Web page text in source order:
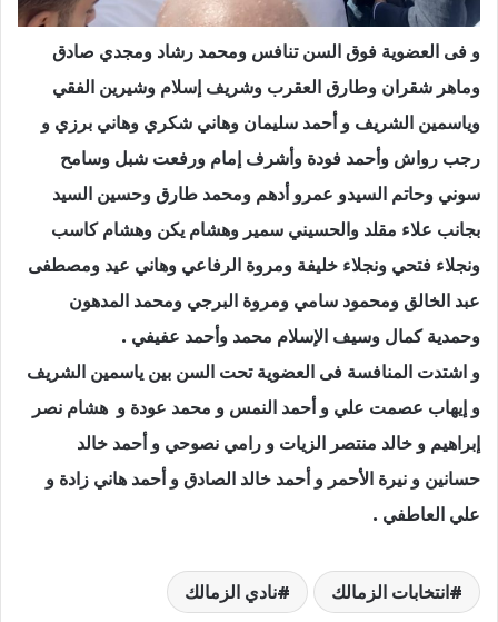
و فى العضوية فوق السن تنافس ومحمد رشاد ومجدي صادق
وماهر شقران وطارق العقرب وشريف إسلام وشيرين الفقي
وياسمين الشريف و أحمد سليمان وهاني شكري وهاني برزي و
رجب رواش وأحمد فودة وأشرف إمام ورفعت شبل وسامح
سوني وحاتم السيدو عمرو أدهم ومحمد طارق وحسين السيد
بجانب علاء مقلد والحسيني سمير وهشام يكن وهشام كاسب
ونجلاء فتحي ونجلاء خليفة ومروة الرفاعي وهاني عيد ومصطفى
عبد الخالق ومحمود سامي ومروة البرجي ومحمد المدهون
وحمدية كمال وسيف الإسلام محمد وأحمد عفيفي .
و اشتدت المنافسة فى العضوية تحت السن بين ياسمين الشريف
و إيهاب عصمت علي و أحمد النمس و محمد عودة و هشام نصر
إبراهيم و خالد منتصر الزيات و رامي نصوحي و أحمد خالد
حسانين و نيرة الأحمر و أحمد خالد الصادق و أحمد هاني زادة و
علي العاطفي .
انتخابات الزمالك نادي الزمالك